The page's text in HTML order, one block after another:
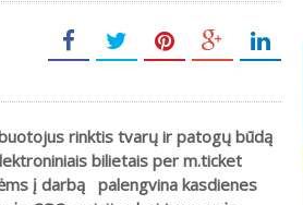
rinktis tvarų ir patogų būdą
bilietais per m.ticket
į darbą palengvina kasdienes